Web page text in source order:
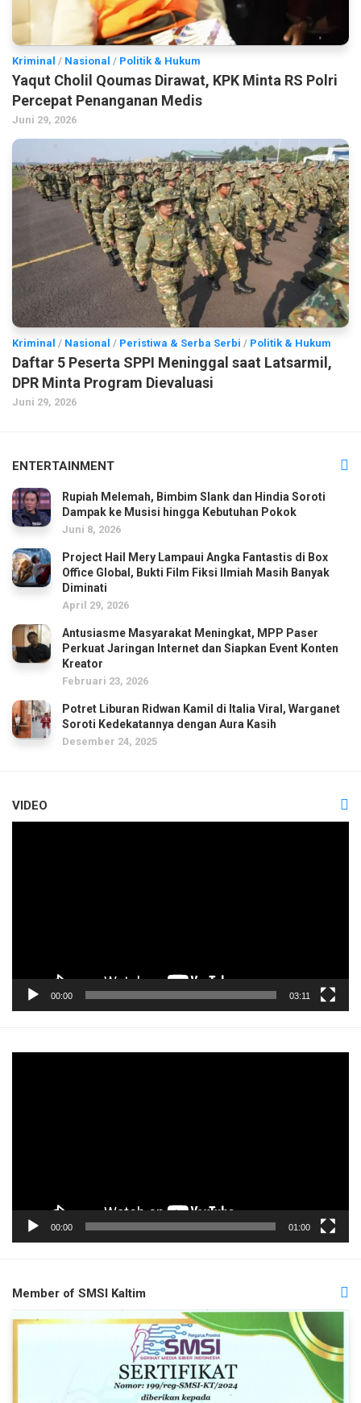
Kriminal / Nasional / Politik & Hukum
Yaqut Cholil Qoumas Dirawat, KPK Minta RS Polri
Percepat Penanganan Medis
Juni 29, 2026
Kriminal / Nasional / Peristiwa & Serba Serbi / Politik & Hukum
Daftar 5 Peserta SPPI Meninggal saat Latsarmil,
DPR Minta Program Dievaluasi
Juni 29, 2026
ENTERTAINMENT
Rupiah Melemah, Bimbim Slank dan Hindia Soroti
Dampak ke Musisi hingga Kebutuhan Pokok
Juni 8, 2026
Project Hail Mery Lampaui Angka Fantastis di Box
Office Global, Bukti Film Fiksi Ilmiah Masih Banyak
Diminati
April 29, 2026
Antusiasme Masyarakat Meningkat, MPP Paser
Perkuat Jaringan Internet dan Siapkan Event Konten
Kreator
Februari 23, 2026
Potret Liburan Ridwan Kamil di Italia Viral, Warganet
Soroti Kedekatannya dengan Aura Kasih
Desember 24, 2025
VIDEO
00:00 03:11
00:00 01:00
Member of SMSI Kaltim